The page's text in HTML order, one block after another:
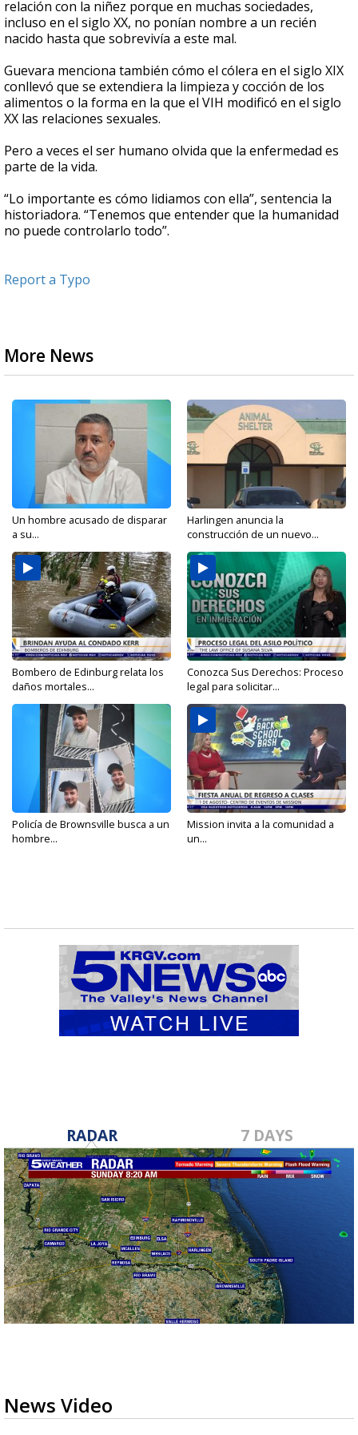
relación con la niñez porque en muchas sociedades,
incluso en el siglo XX, no ponían nombre a un recién
nacido hasta que sobrevivía a este mal.
Guevara menciona también cómo el cólera en el siglo XIX
conllevó que se extendiera la limpieza y cocción de los
alimentos o la forma en la que el VIH modificó en el siglo
XX las relaciones sexuales.
Pero a veces el ser humano olvida que la enfermedad es
parte de la vida.
“Lo importante es cómo lidiamos con ella”, sentencia la
historiadora. “Tenemos que entender que la humanidad
no puede controlarlo todo”.
Report a Typo
More News
Un hombre acusado de disparar
a su...
Harlingen anuncia la
construcción de un nuevo...
Bombero de Edinburg relata los
daños mortales...
Conozca Sus Derechos: Proceso
legal para solicitar...
Policía de Brownsville busca a un
hombre...
Mission invita a la comunidad a
un...
RADAR 7 DAYS
News Video